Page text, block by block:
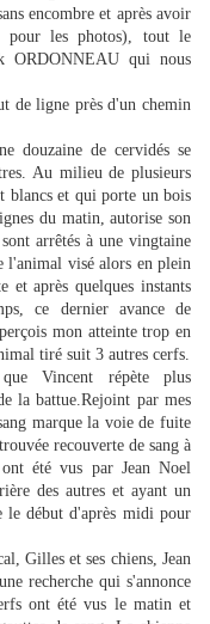
encombre et après avoir
pour les photos), tout le
ORDONNEAU qui nous
de ligne près d'un chemin
douzaine de cervidés se
Au milieu de plusieurs
blancs et qui porte un bois
du matin, autorise son
arrêtés à une vingtaine
l'animal visé alors en plein
et après quelques instants
ce dernier avance de
mon atteinte trop en
tiré suit 3 autres cerfs.
Vincent répète plus
la battue.Rejoint par mes
marque la voie de fuite
recouverte de sang à
été vus par Jean Noel
des autres et ayant un
le début d'après midi pour
Gilles et ses chiens, Jean
recherche qui s'annonce
ont été vus le matin et